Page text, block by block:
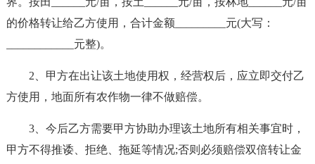
的价格转让给乙方使用，合计金额_________元(大写：
____________元整)。
2、甲方在出让该土地使用权，经营权后，应立即交付乙
方使用，地面所有农作物一律不做赔偿。
3、今后乙方需要甲方协助办理该土地所有相关事宜时，
甲方不得推诿、拒绝、拖延等情况;否则必须赔偿双倍转让金